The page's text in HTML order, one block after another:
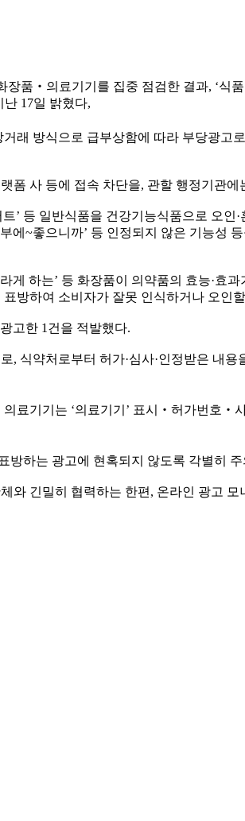
‧의료기기를 집중 점검한 결과, ‘식품
17일 밝혔다,
방식으로 급부상함에 따라 부당광고
폼 사 등에 접속 차단을, 관할 행정기관
등 일반식품을 건강기능식품으로 오인·
~좋으니까’ 등 인정되지 않은 기능성
하는’ 등 화장품이 의약품의 효능·효
방하여 소비자가 잘못 인식하거나 오인
고한 1건을 적발했다.
식약처로부터 허가·심사·인정받은 내
료기기는 ‘의료기기’ 표시‧허가번호‧
하는 광고에 현혹되지 않도록 각별히 주
긴밀히 협력하는 한편, 온라인 광고